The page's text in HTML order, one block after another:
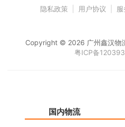
隐私政策 用户协议
Copyright © 2026 广州鑫汉物
粤ICP备
国内物流